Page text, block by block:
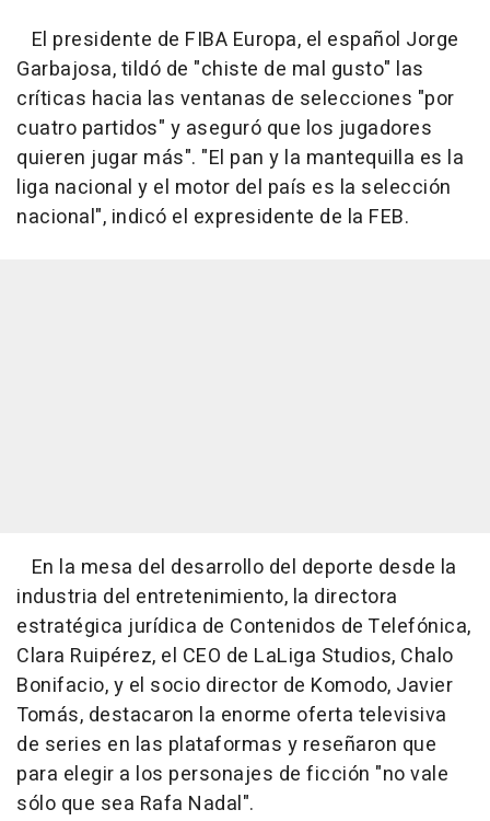
El presidente de FIBA Europa, el español Jorge
Garbajosa, tildó de "chiste de mal gusto" las
críticas hacia las ventanas de selecciones "por
cuatro partidos" y aseguró que los jugadores
quieren jugar más". "El pan y la mantequilla es la
liga nacional y el motor del país es la selección
nacional", indicó el expresidente de la FEB.
En la mesa del desarrollo del deporte desde la
industria del entretenimiento, la directora
estratégica jurídica de Contenidos de Telefónica,
Clara Ruipérez, el CEO de LaLiga Studios, Chalo
Bonifacio, y el socio director de Komodo, Javier
Tomás, destacaron la enorme oferta televisiva
de series en las plataformas y reseñaron que
para elegir a los personajes de ficción "no vale
sólo que sea Rafa Nadal".